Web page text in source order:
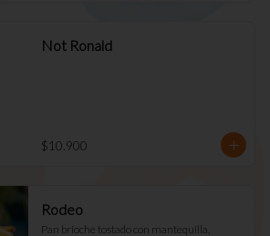
Not Ronald
$10.900
Rodeo
Pan brioche tostado con mantequilla,